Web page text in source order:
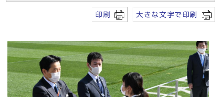
印刷 大きな文字で印刷